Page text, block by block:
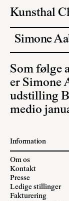
Kunsthal
Simone
Som følge
er Simone
udstilling
medio
Information
Om os
Kontakt
Presse
Ledige stillinger
Fakturering